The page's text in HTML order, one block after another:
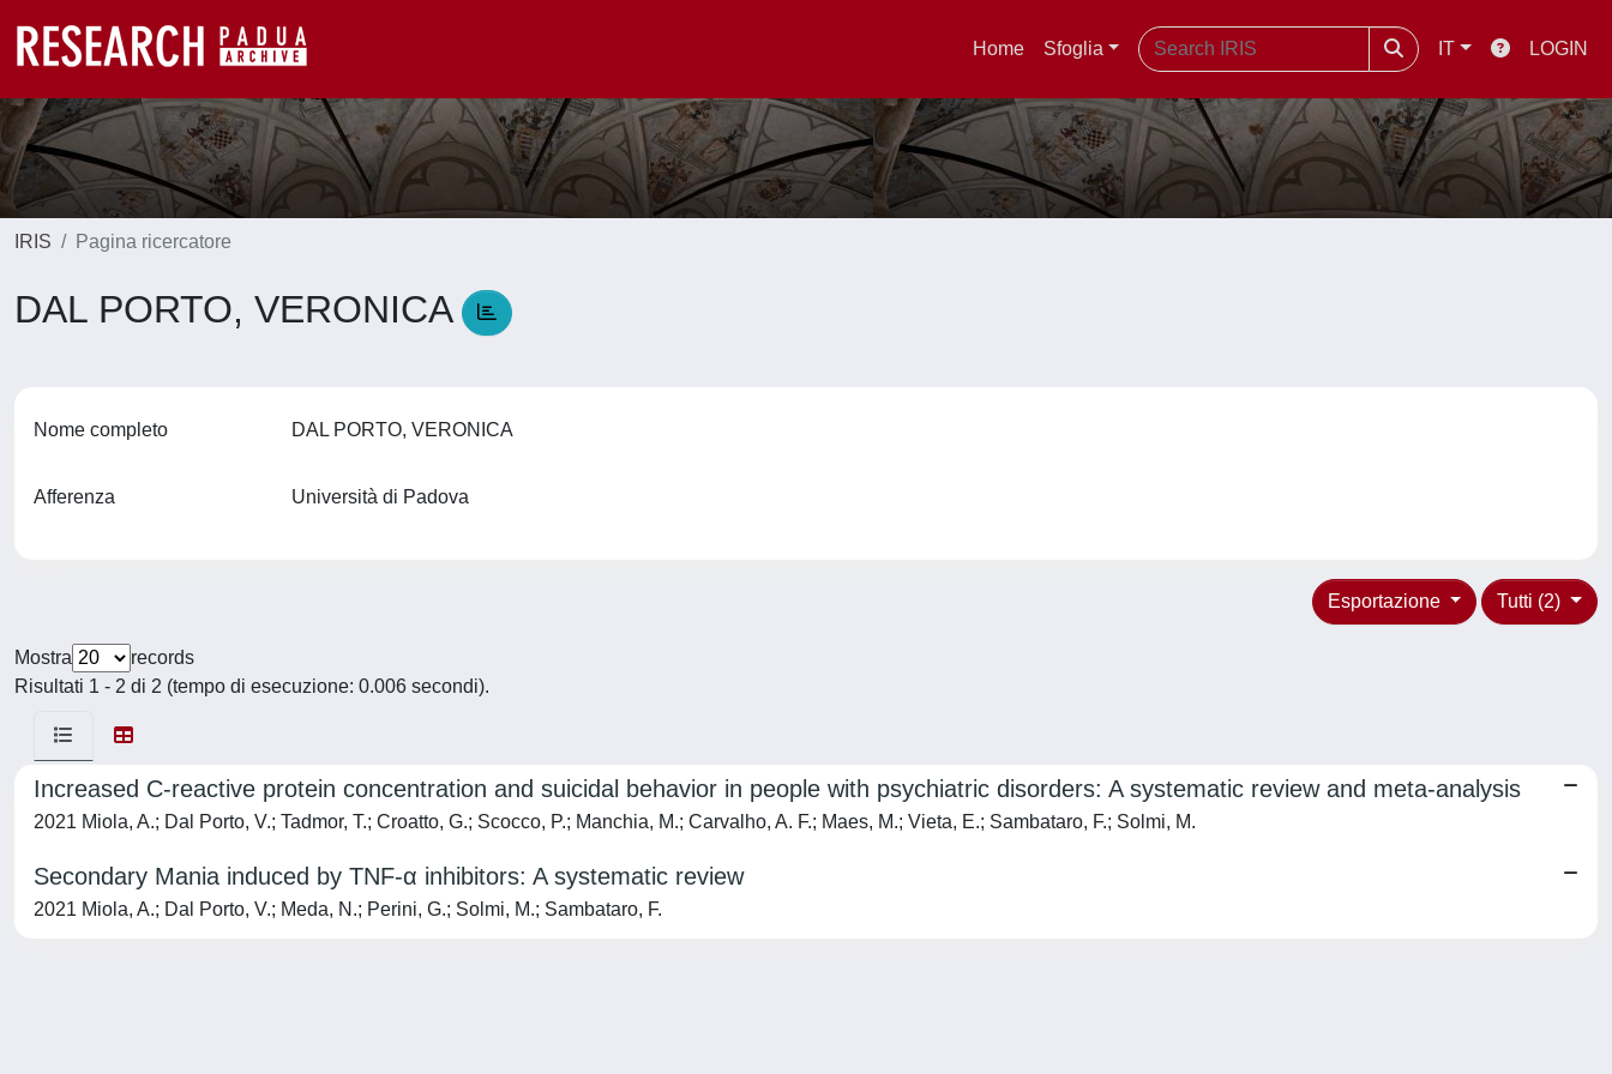
Home Sfoglia IT LOGIN
IRIS Pagina ricercatore
DAL PORTO, VERONICA
Nome completo DAL PORTO, VERONICA
Afferenza Università di Padova
Tutti (2)
Esportazione
Mostra
records
Risultati 1 - 2 di 2 (tempo di esecuzione: 0.006 secondi).
Increased C-reactive protein concentration and suicidal behavior in people with psychiatric disorders: A systematic review and meta-analysis
2021 Miola, A.; Dal Porto, V.; Tadmor, T.; Croatto, G.; Scocco, P.; Manchia, M.; Carvalho, A. F.; Maes, M.; Vieta, E.; Sambataro, F.; Solmi, M.
Secondary Mania induced by TNF-α inhibitors: A systematic review
2021 Miola, A.; Dal Porto, V.; Meda, N.; Perini, G.; Solmi, M.; Sambataro, F.